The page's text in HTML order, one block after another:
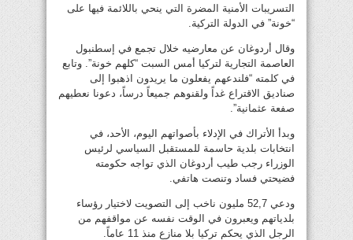
التسريبات الأمنية المضرة التي ينحي باللائمة فيها على
“خونة” في الدولة التركية.
وقال أردوغان عن معارضيه خلال تجمع في إسطنبول
العاصمة التجارية لتركيا أمس السبت “كلهم خونة”. وتابع
في كلمته “فلندعهم يفعلون ما يريدون اذهبوا إلى
صناديق الاقتراع غداً ولقنوهم جميعاً درساً، دعونا نعطيهم
صفعة عثمانية”.
وبدأ الأتراك في الإدلاء بأصواتهم اليوم، الأحد، في
انتخابات بلدية حاسمة للمستقبل السياسي لرئيس
الوزراء رجب طيب أردوغان الذي تواجه حكومته
فضيحتي فساد وتنصت هاتفي.
ودعي 52,7 مليون ناخب إلى التصويت لاختيار رؤساء
بلدياتهم ويعبرون في الوقت نفسه عن مواقفهم من
الرجل الذي يحكم تركيا بلا منازع منذ 11 عاماً.